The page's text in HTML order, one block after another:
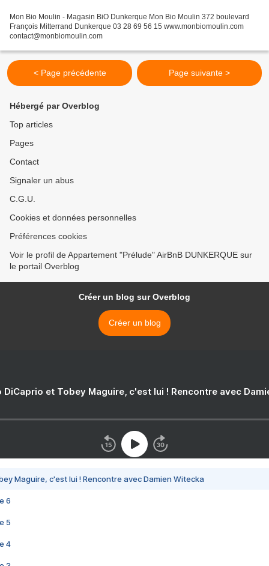
Mon Bio Moulin - Magasin BiO Dunkerque Mon Bio Moulin 372 boulevard
François Mitterrand Dunkerque 03 28 69 56 15 www.monbiomoulin.com
contact@monbiomoulin.com
< Page précédente Page suivante >
Hébergé par Overblog
Top articles
Pages
Contact
Signaler un abus
C.G.U.
Cookies et données personnelles
Préférences cookies
Voir le profil de Appartement "Prélude" AirBnB DUNKERQUE sur
le portail Overblog
Créer un blog sur Overblog
Créer un blog
DiCaprio et Tobey Maguire, c'est lui ! Rencontre avec
Maguire, c'est lui ! Rencontre avec Damien Witecka
6
5
4